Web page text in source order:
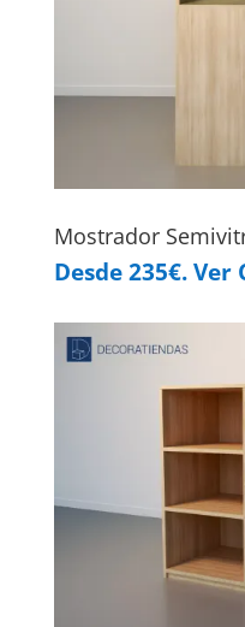
Mostrador
Desde 235€. Ver